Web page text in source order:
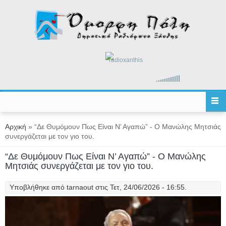
radioxanthis
Είστε εδώ
Αρχική » “Δε Θυμόμουν Πως Είναι Ν’ Αγαπώ” - Ο Μανώλης Μητσιάς
συνεργάζεται με τον γιο του.
“Δε Θυμόμουν Πως Είναι Ν’ Αγαπώ” - Ο Μανώλης
Μητσιάς συνεργάζεται με τον γιο του.
Υποβλήθηκε από tarnaout στις Τετ, 24/06/2026 - 16:55.